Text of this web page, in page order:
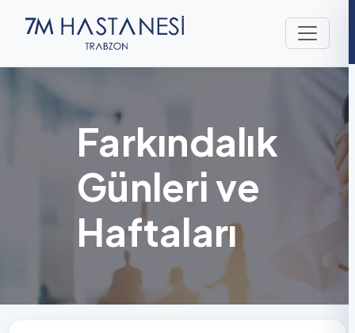
Farkındalık
Günleri ve
Haftaları